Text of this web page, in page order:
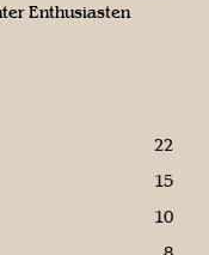
Enthusiasten
22
15
10